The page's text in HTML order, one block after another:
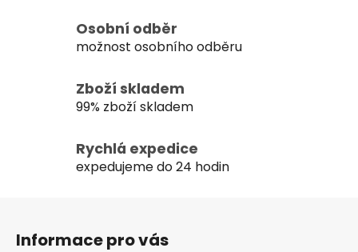
v
k
v
ý
i
s
u
Osobní odběr
možnost osobního odběru
Zboží skladem
99% zboží skladem
Rychlá expedice
expedujeme do 24 hodin
Informace pro vás